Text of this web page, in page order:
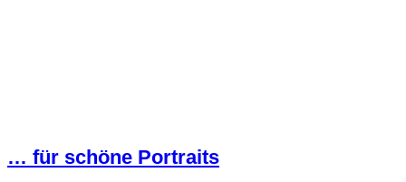
… für schöne Portraits